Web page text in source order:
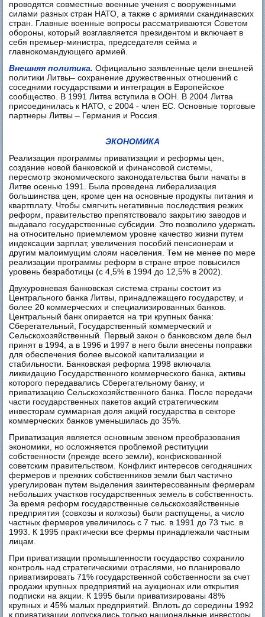
проводятся совместные военные учения с вооруженными
силами разных стран НАТО, а также с армиями скандинавских
стран. Главные военные вопросы рассматриваются Советом
обороны, который возглавляется президентом и включает в
себя премьер-министра, председателя сейма и
главнокомандующего армией.
Внешняя политика.Официально заявленные цели внешней
политики Литвы– сохранение дружественных отношений с
соседними государствами и интеграция в Европейское
сообщество. В 1991 Литва вступила в ООН. В 2004 Литва
присоединилась к НАТО, с 2004 - член ЕС. Основные торговые
партнеры Литвы – Германия и Россия.
ЭКОНОМИКА
Реализация программы приватизации и реформы цен,
создание новой банковской и финансовой системы,
пересмотр экономического законодательства были начаты в
Литве осенью 1991. Была проведена либерализация
большинства цен, кроме цен на основные продукты питания и
квартплату. Чтобы смягчить негативные последствия резких
реформ, правительство препятствовало закрытию заводов и
выдавало государственные субсидии. Это позволило удержать
на относительно приемлемом уровне качество жизни путем
индексации зарплат, увеличения пособий пенсионерам и
другим малоимущим слоям населения. Тем не менее по мере
реализации программы реформ в стране втрое повысился
уровень безработицы (с 4,5% в 1994 до 12,5% в 2002).
Двухуровневая банковская система страны состоит из
Центрального банка Литвы, принадлежащего государству, и
более 20 коммерческих и специализированных банков.
Центральный банк опирается на три крупных банка:
Сберегательный, Государственный коммерческий и
Сельскохозяйственный. Первый закон о банковском деле был
принят в 1994, а в 1996 и 1997 в него были внесены поправки
для обеспечения более высокой капитализации и
стабильности. Банковская реформа 1998 включала
ликвидацию Государственного коммерческого банка, активы
которого передавались Сберегательному банку, и
приватизацию Сельскохозяйственного банка. После передачи
части государственных пакетов акций стратегическим
инвесторам суммарная доля акций государства в секторе
коммерческих банков уменьшилась до 35%.
Приватизация является основным звеном преобразования
экономики, но осложняется проблемой реституции
собственности (прежде всего земли), конфискованной
советским правительством. Конфликт интересов сегодняшних
фермеров и прежних собственников земли был частично
урегулирован путем выделения заинтересованным фермерам
небольших участков государственных земель в собственность.
За время реформ государственные сельскохозяйственные
предприятия (совхозы и колхозы) были распущены, а число
частных фермеров увеличилось с 7 тыс. в 1991 до 73 тыс. в
1993. К 1995 практически все фермы принадлежали частным
лицам.
При приватизации промышленности государство сохранило
контроль над стратегическими отраслями, но планировало
приватизировать 71% государственной собственности за счет
продажи крупных предприятий на аукционах или открытия
подписки на акции. К 1995 были приватизированы 48%
крупных и 45% малых предприятий. Вплоть до середины 1992
к приватизации допускались только национальные инвесторы,